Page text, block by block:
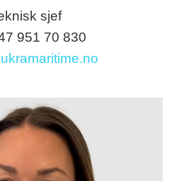
sjef
951 70 830